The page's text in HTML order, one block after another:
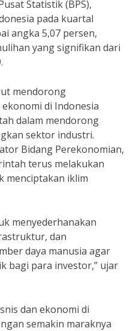
Statistik (BPS),
pada kuartal
angka 5,07 persen,
yang signifikan dari
mendorong
di Indonesia
dalam mendorong
sektor industri.
Bidang Perekonomian,
terus melakukan
menciptakan iklim
menyederhanakan
dan
daya manusia agar
bagi para investor,” ujar
dan ekonomi di
semakin maraknya